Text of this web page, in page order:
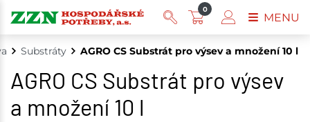
Substráty AGRO CS Substrát pro výsev a množení 10 l
AGRO CS Substrát pro výsev
a množení 10 l
0
MENU